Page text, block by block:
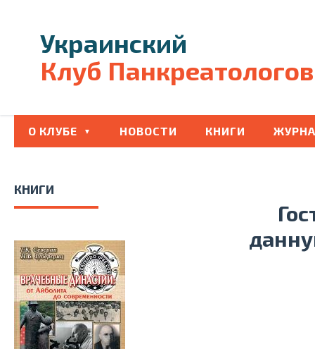
Украинский
Клуб Панкреатологов
О КЛУБЕ НОВОСТИ КНИГИ
КНИГИ